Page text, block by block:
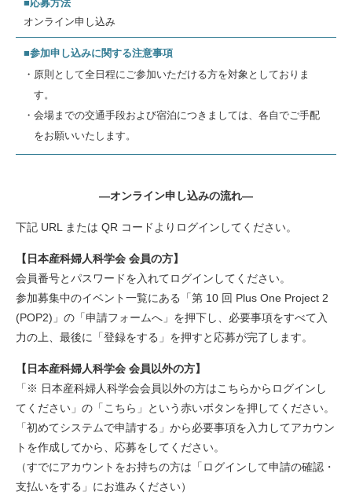
■応募方法
オンライン申し込み
■参加申し込みに関する注意事項
・原則として全日程にご参加いただける方を対象としておりま
す。
・会場までの交通手段および宿泊につきましては、各自でご手配
をお願いいたします。
―オンライン申し込みの流れ―
下記 URL または QR コードよりログインしてください。
【日本産科婦人科学会 会員の方】
会員番号とパスワードを入れてログインしてください。
参加募集中のイベント一覧にある「第 10 回 Plus One Project 2
(POP2)」の「申請フォームへ」を押下し、必要事項をすべて入
力の上、最後に「登録をする」を押すと応募が完了します。
【日本産科婦人科学会 会員以外の方】
「※ 日本産科婦人科学会会員以外の方はこちらからログインし
てください」の「こちら」という赤いボタンを押してください。
「初めてシステムで申請する」から必要事項を入力してアカウン
トを作成してから、応募をしてください。
（すでにアカウントをお持ちの方は「ログインして申請の確認・
支払いをする」にお進みください）